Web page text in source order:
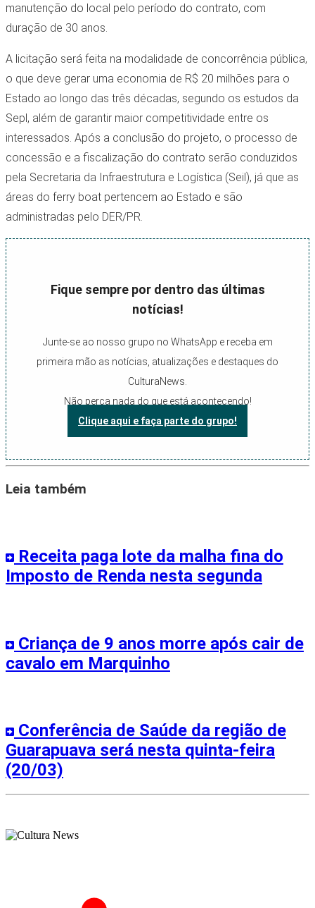
manutenção do local pelo período do contrato, com
duração de 30 anos.
A licitação será feita na modalidade de concorrência pública,
o que deve gerar uma economia de R$ 20 milhões para o
Estado ao longo das três décadas, segundo os estudos da
Sepl, além de garantir maior competitividade entre os
interessados. Após a conclusão do projeto, o processo de
concessão e a fiscalização do contrato serão conduzidos
pela Secretaria da Infraestrutura e Logística (Seil), já que as
áreas do ferry boat pertencem ao Estado e são
administradas pelo DER/PR.
Fique sempre por dentro das últimas
notícias!
Junte-se ao nosso grupo no WhatsApp e receba em
primeira mão as notícias, atualizações e destaques do
CulturaNews.
Não perca nada do que está acontecendo!
Clique aqui e faça parte do grupo!
Leia também
Receita paga lote da malha fina do
Imposto de Renda nesta segunda
Criança de 9 anos morre após cair de
cavalo em Marquinho
Conferência de Saúde da região de
Guarapuava será nesta quinta-feira
(20/03)